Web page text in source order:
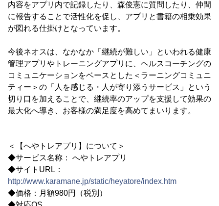
内容をアプリ内で記録したり、森俊憲に質問したり、仲間
に報告することで活性化を促し、アプリと書籍の相乗効果
が図れる仕掛けとなっています。
今後ネオスは、なかなか「継続が難しい」といわれる健康
管理アプリやトレーニングアプリに、ヘルスコーチングの
コミュニケーションをベースとした＜ラーニングコミュニ
ティー＞の「人を感じる・人が寄り添うサービス」という
切り口を加えることで、継続率のアップを支援して効果の
最大化へ導き、お客様の満足度を高めてまいります。
＜【へやトレアプリ】について＞
◆サービス名称： へやトレアプリ
◆サイトURL：
http://www.karamane.jp/static/heyatore/index.htm
◆価格：月額980円（税別）